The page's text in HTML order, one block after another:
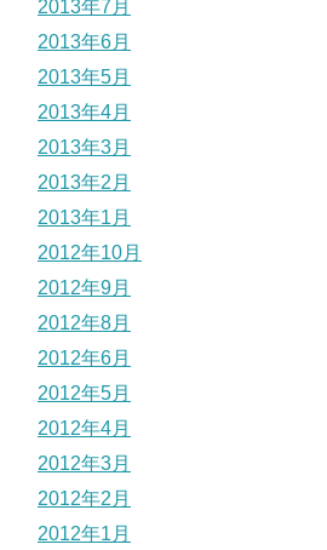
2013年7月
2013年6月
2013年5月
2013年4月
2013年3月
2013年2月
2013年1月
2012年10月
2012年9月
2012年8月
2012年6月
2012年5月
2012年4月
2012年3月
2012年2月
2012年1月